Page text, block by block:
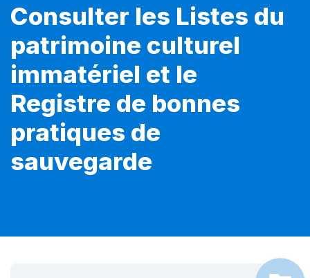
Consulter les Listes du
patrimoine culturel
immatériel et le
Registre de bonnes
pratiques de
sauvegarde